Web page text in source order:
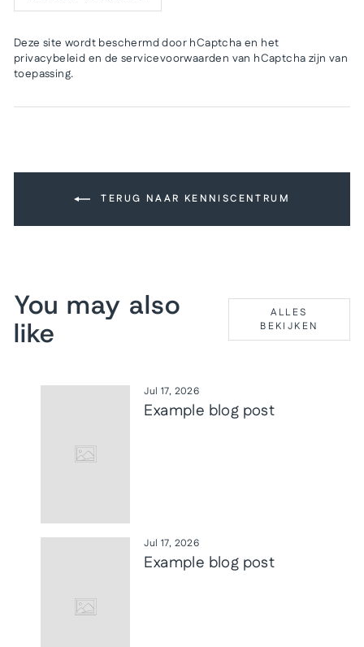
Deze site wordt beschermd door hCaptcha en het
privacybeleid en deservicevoorwaarden van hCaptcha zijn van
toepassing.
TERUG NAAR KENNISCENTRUM
You may also
like
ALLES
BEKIJKEN
Jul 17, 2026
Example blog post
Jul 17, 2026
Example blog post